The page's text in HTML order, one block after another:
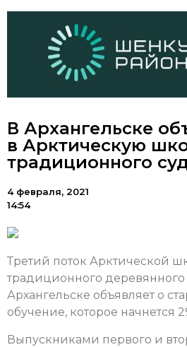
В Архангельске
в Арктическую
традиционного
4 февраля, 2021
14:54
Третий поток Арктической
традиционного деревянного
Архангельске объявляет о
обучение, которое начнется
Выпускниками первого и